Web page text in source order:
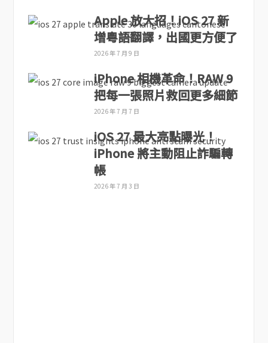
Apple 放大招！iOS 27 新
增粵語翻譯，出國更方便了
2026 年 7 月 9 日
iPhone 相機革命！RAW 9
把每一張照片救回更多細節
2026 年 7 月 7 日
iOS 27 最大亮點曝光！
iPhone 將主動阻止詐騙轉
帳
2026 年 7 月 3 日